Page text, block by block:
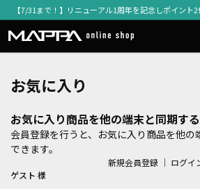
【7/31まで！】リニューアル1周年を記念しポイント
お気に入り
お気に入り商品を他の端末と同期する
会員登録を行うと、お気に入り商品を他
できます。
新規会員登録 ｜ ログイ
ゲスト 様